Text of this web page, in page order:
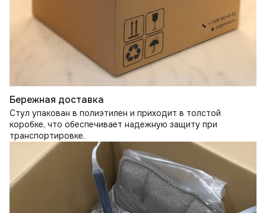
Бережная доставка
Стул упакован в полиэтилен и приходит в толстой
коробке, что обеспечивает надежную защиту при
транспортировке.